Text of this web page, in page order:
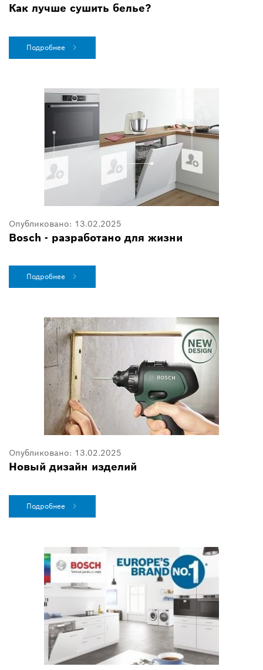
Как лучше сушить белье?
Подробнее
Опубликовано: 13.02.2025
Bosch - разработано для жизни
Подробнее
Опубликовано: 13.02.2025
Новый дизайн изделий
Подробнее